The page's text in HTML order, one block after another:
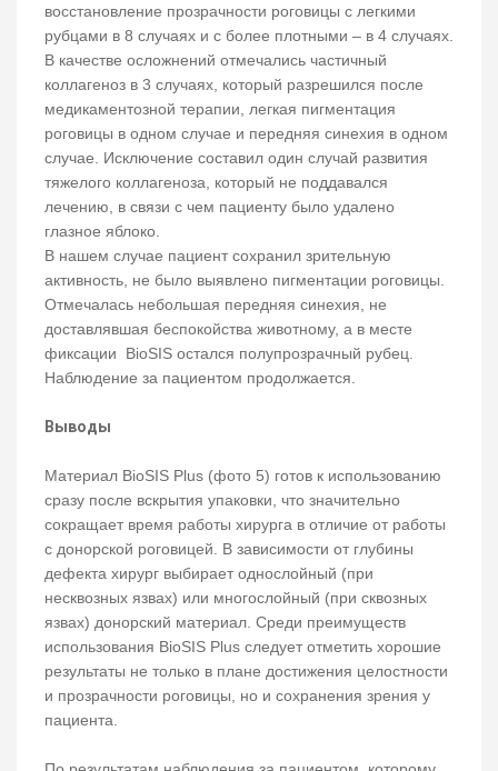
восстановление прозрачности роговицы с легкими
рубцами в 8 случаях и с более плотными – в 4 случаях.
В качестве осложнений отмечались частичный
коллагеноз в 3 случаях, который разрешился после
медикаментозной терапии, легкая пигментация
роговицы в одном случае и передняя синехия в одном
случае. Исключение составил один случай развития
тяжелого коллагеноза, который не поддавался
лечению, в связи с чем пациенту было удалено
глазное яблоко.
В нашем случае пациент сохранил зрительную
активность, не было выявлено пигментации роговицы.
Отмечалась небольшая передняя синехия, не
доставлявшая беспокойства животному, а в месте
фиксации BioSIS остался полупрозрачный рубец.
Наблюдение за пациентом продолжается.
Выводы
Материал BioSIS Plus (фото 5) готов к использованию
сразу после вскрытия упаковки, что значительно
сокращает время работы хирурга в отличие от работы
с донорской роговицей. В зависимости от глубины
дефекта хирург выбирает однослойный (при
несквозных язвах) или многослойный (при сквозных
язвах) донорский материал. Среди преимуществ
использования BioSIS Plus следует отметить хорошие
результаты не только в плане достижения целостности
и прозрачности роговицы, но и сохранения зрения у
пациента.